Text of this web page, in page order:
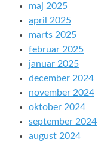
maj 2025
april 2025
marts 2025
februar 2025
januar 2025
december 2024
november 2024
oktober 2024
september 2024
august 2024